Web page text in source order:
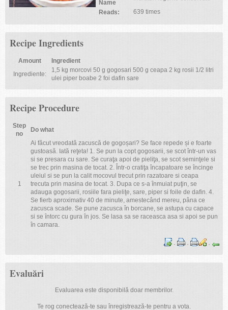
Name
Reads: 639 times
Recipe Ingredients
Amount Ingredient
Ingrediente:
1,5 kg morcovi 50 g gogosari 500 g ceapa 2 kg rosii 1/2 litri
ulei piper boabe 2 foi dafin sare
Recipe Procedure
Step
no
Do what
1
Ai făcut vreodată zacuscă de gogoșari? Se face repede și e foarte
gustoasă. Iată reţeta! 1. Se pun la copt gogosarii, se scot într-un vas
si se presara cu sare. Se curaţa apoi de pieliţa, se scot seminţele si
se trec prin masina de tocat. 2. Într-o cratiţa încapatoare se încinge
uleiul si se pun la calit mocovul trecut prin razatoare si ceapa
trecuta prin masina de tocat. 3. Dupa ce s-a înmuiat puţin, se
adauga gogosarii, rosiile fara pieliţe, sare, piper si foile de dafin. 4.
Se fierb aproximativ 40 de minute, amestecând mereu, pâna ce
zacusca scade. Se pune zacusca în borcane, se astupa cu capace
si se întorc cu gura în jos. Se lasa sa se raceasca asa si apoi se pun
în camara.
· · ·
Evaluări
Evaluarea este disponibilă doar membrilor.
Te rog conectează-te sau înregistrează-te pentru a vota.